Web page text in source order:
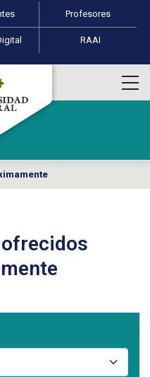
Profesores
RAAI